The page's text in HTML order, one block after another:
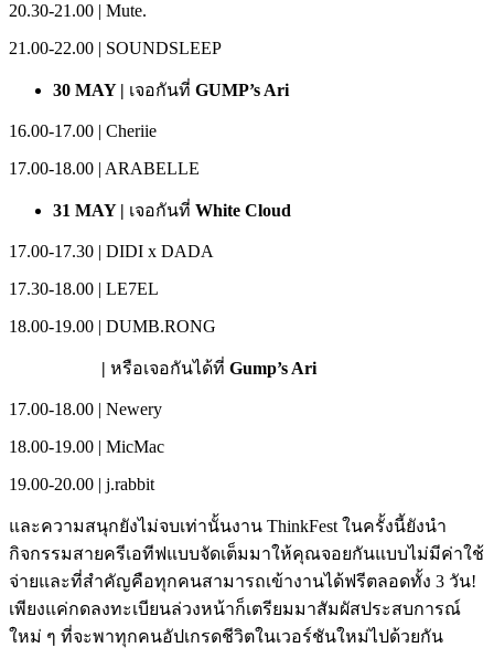
20.30-21.00 | Mute.
21.00-22.00 | SOUNDSLEEP
30 MAY | เจอกันที่ GUMP’s Ari
16.00-17.00 | Cheriie
17.00-18.00 | ARABELLE
31 MAY | เจอกันที่ White Cloud
17.00-17.30 | DIDI x DADA
17.30-18.00 | LE7EL
18.00-19.00 | DUMB.RONG
| หรือเจอกันได้ที่ Gump’s Ari
17.00-18.00 | Newery
18.00-19.00 | MicMac
19.00-20.00 | j.rabbit
และความสนุกยังไม่จบเท่านั้นงาน ThinkFest ในครั้งนี้ยังนำ
กิจกรรมสายครีเอทีฟแบบจัดเต็มมาให้คุณจอยกันแบบไม่มีค่าใช้
จ่ายและที่สำคัญคือทุกคนสามารถเข้างานได้ฟรีตลอดทั้ง 3 วัน!
เพียงแค่กดลงทะเบียนล่วงหน้าก็เตรียมมาสัมผัสประสบการณ์
ใหม่ ๆ ที่จะพาทุกคนอัปเกรดชีวิตในเวอร์ชันใหม่ไปด้วยกัน